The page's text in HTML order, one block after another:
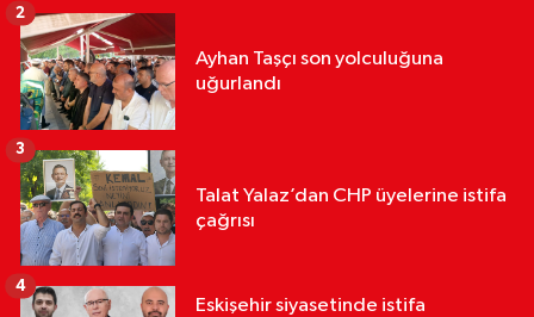
Ayhan Taşçı son yolculuğuna
uğurlandı
2
Talat Yalaz’dan CHP üyelerine istifa
çağrısı
3
Eskişehir siyasetinde istifa
4